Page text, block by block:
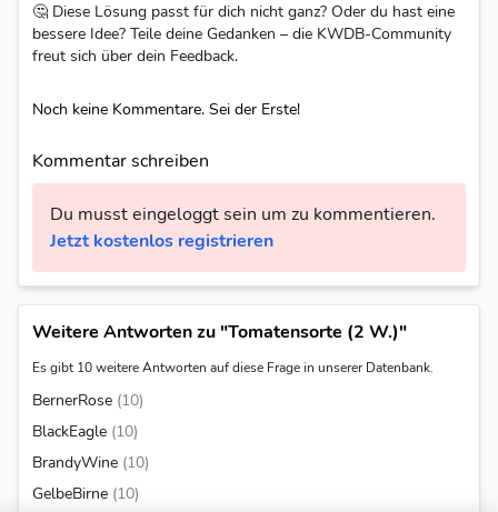
🤔 Diese Lösung passt für dich nicht ganz? Oder du hast eine
bessere Idee? Teile deine Gedanken – die KWDB-Community
freut sich über dein Feedback.
Noch keine Kommentare. Sei der Erste!
Kommentar schreiben
Du musst eingeloggt sein um zu kommentieren.
Jetzt kostenlos registrieren
Weitere Antworten zu "Tomatensorte (2 W.)"
Es gibt 10 weitere Antworten auf diese Frage in unserer Datenbank.
BernerRose (10)
BlackEagle (10)
BrandyWine (10)
GelbeBirne (10)